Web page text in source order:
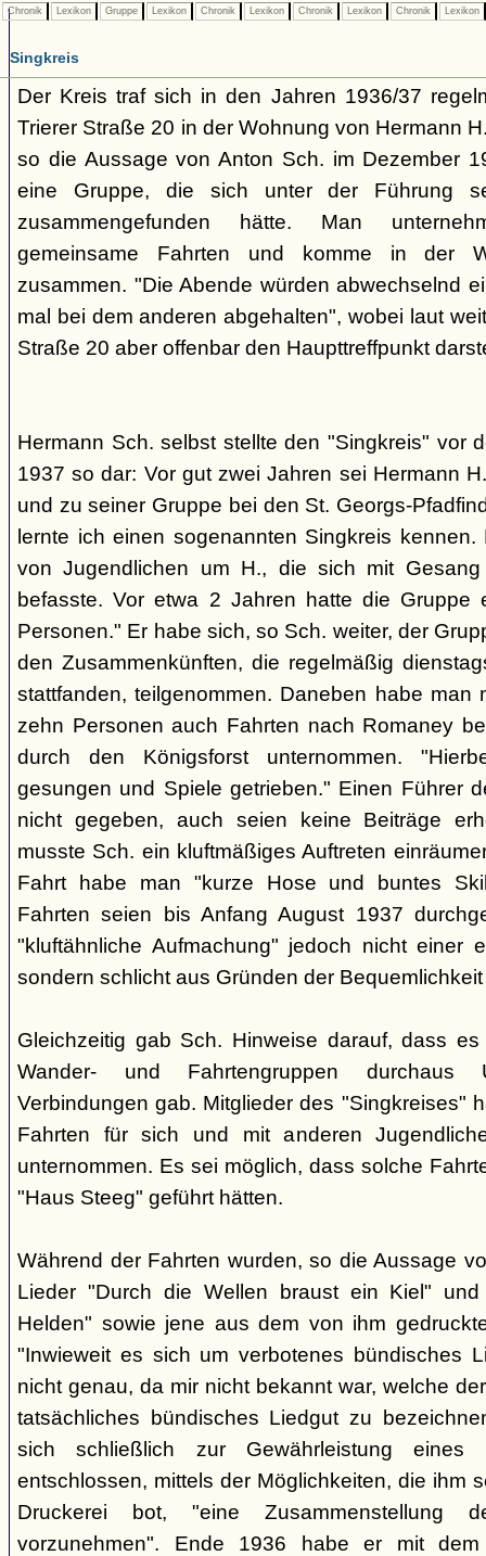
Chronik Lexikon Gruppe Lexikon Chronik Lexikon Chronik Lexikon Chronik Lexikon
Singkreis
Der Kreis traf sich in den Jahren 1936/37
Trierer Straße 20 in der Wohnung von Hermann
so die Aussage von Anton Sch. im Dezember
eine Gruppe, die sich unter der Führung
zusammengefunden hätte. Man
gemeinsame Fahrten und komme in der
zusammen. "Die Abende würden abwechselnd
mal bei dem anderen abgehalten", wobei laut
Straße 20 aber offenbar den Haupttreffpunkt
Hermann Sch. selbst stellte den "Singkreis" vor
1937 so dar: Vor gut zwei Jahren sei Hermann
und zu seiner Gruppe bei den St. Georgs-
lernte ich einen sogenannten Singkreis
von Jugendlichen um H., die sich mit
befasste. Vor etwa 2 Jahren hatte die Gruppe
Personen." Er habe sich, so Sch. weiter, der
den Zusammenkünften, die regelmäßig
stattfanden, teilgenommen. Daneben habe man
zehn Personen auch Fahrten nach Romaney
durch den Königsforst unternommen.
gesungen und Spiele getrieben." Einen Führer
nicht gegeben, auch seien keine Beiträge
musste Sch. ein kluftmäßiges Auftreten
Fahrt habe man "kurze Hose und buntes
Fahrten seien bis Anfang August 1937
"kluftähnliche Aufmachung" jedoch nicht einer
sondern schlicht aus Gründen der
Gleichzeitig gab Sch. Hinweise darauf, dass
Wander- und Fahrtengruppen durchaus
Verbindungen gab. Mitglieder des "Singkreises"
Fahrten für sich und mit anderen
unternommen. Es sei möglich, dass solche
"Haus Steeg" geführt hätten.
Während der Fahrten wurden, so die Aussage
Lieder "Durch die Wellen braust ein Kiel"
Helden" sowie jene aus dem von ihm
"Inwieweit es sich um verbotenes bündisches
nicht genau, da mir nicht bekannt war, welche
tatsächliches bündisches Liedgut zu
sich schließlich zur Gewährleistung eines
entschlossen, mittels der Möglichkeiten, die ihm
Druckerei bot, "eine Zusammenstellung
vorzunehmen". Ende 1936 habe er mit